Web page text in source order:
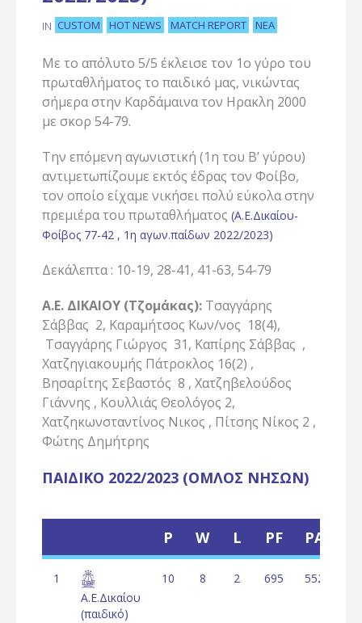
IN CUSTOM HOT NEWS MATCH REPORT ΝΈΑ
Με το απόλυτο 5/5 έκλεισε τον 1ο γύρο του
πρωταθλήματος το παιδικό μας, νικώντας
σήμερα στην Καρδάμαινα τον Ηρακλη 2000
με σκορ 54-79.
Tην επόμενη αγωνιστική (1η του Β’ γύρου)
αντιμετωπίζουμε εκτός έδρας τον Φοίβο,
τον οποίο είχαμε νικήσει πολύ εύκολα στην
πρεμιέρα του πρωταθλήματος (Α.Ε.Δικαίου-
Φοίβος 77-42 , 1η αγων.παίδων 2022/2023)
Δεκάλεπτα : 10-19, 28-41, 41-63, 54-79
Α.Ε. ΔΙΚΑΙΟΥ (Τζομάκας):Τσαγγάρης
Σάββας 2, Καραμήτσος Κων/νος 18(4),
Τσαγγάρης Γιώργος 31, Καπίρης Σάββας ,
Χατζηγιακουμής Πάτροκλος 16(2) ,
Βησαρίτης Σεβαστός 8 , Χατζηβελούδος
Γιάννης , Κουλλιάς Θεολόγος 2,
Χατζηκωνσταντίνος Νικος , Πίτσης Νίκος 2 ,
Φώτης Δημήτρης
ΠΑΙΔΙΚΟ 2022/2023 (ΟΜΛΟΣ ΝΗΣΩΝ)
P W L PF PA
1
Α.Ε.Δικαίου
(παιδικό)
10 8 2 695 552